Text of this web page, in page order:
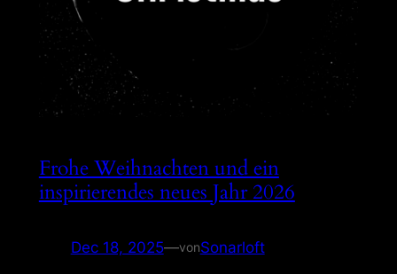
Frohe Weihnachten und ein
inspirierendes neues Jahr 2026
Dec 18, 2025—vonSonarloft